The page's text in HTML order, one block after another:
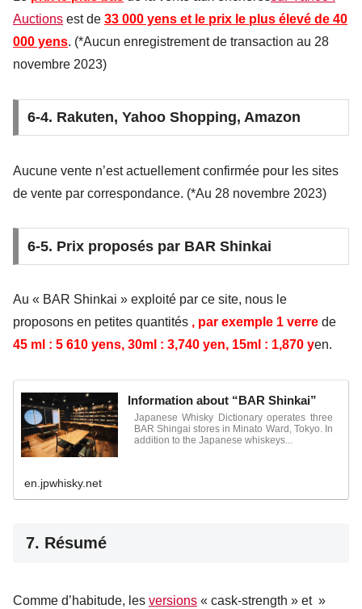
Auctions est de 33 000 yens et le prix le plus élevé de 40
000 yens. (*Aucun enregistrement de transaction au 28
novembre 2023)
6-4. Rakuten, Yahoo Shopping, Amazon
Aucune vente n’est actuellement confirmée pour les sites
de vente par correspondance. (*Au 28 novembre 2023)
6-5. Prix proposés par BAR Shinkai
Au « BAR Shinkai » exploité par ce site, nous le
proposons en petites quantités , par exemple 1 verre de
45 ml : 5 610 yens, 30ml : 3,740 yen, 15ml : 1,870 yen.
Information about “BAR Shinkai”
Japanese Whisky Dictionary operates three
BAR Shingai stores in Minato Ward, Tokyo. In
addition to the Japanese whiskeys...
en.jpwhisky.net
7. Résumé
Comme d’habitude, les versions « cask-strength » et »